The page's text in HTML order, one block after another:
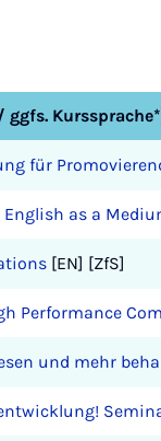
für
as a
[EN] [ZfS]
Performance
und mehr